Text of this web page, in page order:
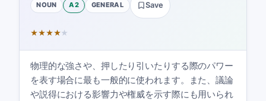
NOUN A2 GENERAL Save
★★★★★
物理的な強さや、押したり引いたりする際のパワー
を表す場合に最も一般的に使われます。また、議論
や説得における影響力や権威を示す際にも用いられ